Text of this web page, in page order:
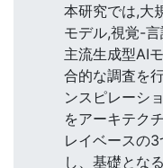
本研究では,大
モデル,視覚-
主流生成型AI
合的な調査を
ンスピレーシ
をアーキテク
レイベースの
し、基礎とな